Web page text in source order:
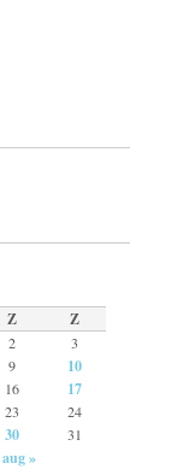
Z
Z
2 3
9 10
16 17
23
24
30 31
aug »